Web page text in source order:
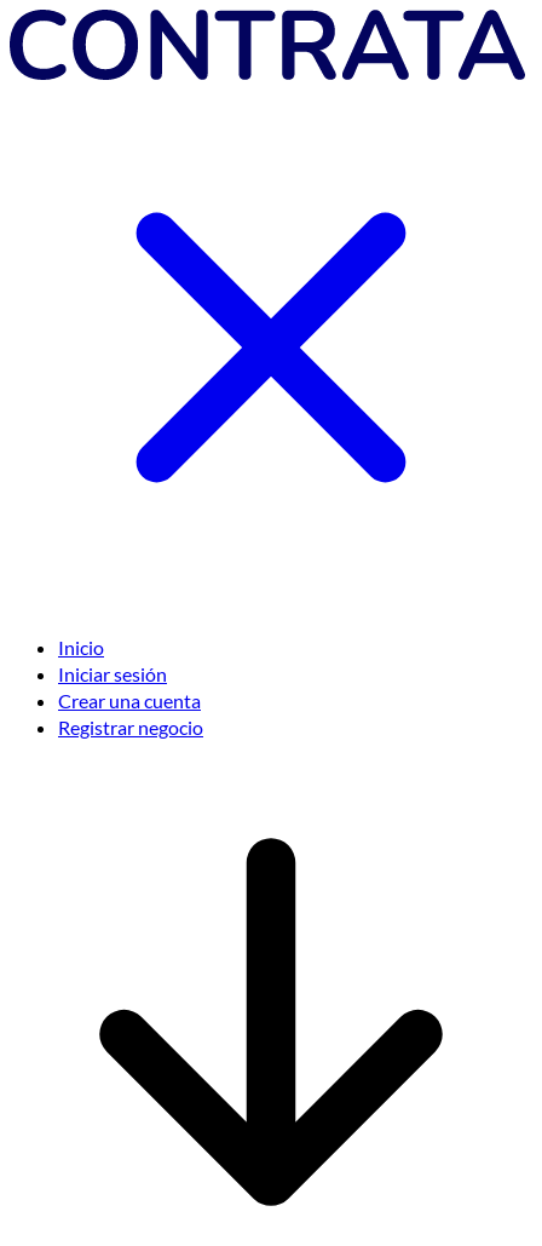
Inicio
Iniciar sesión
Crear una cuenta
Registrar negocio